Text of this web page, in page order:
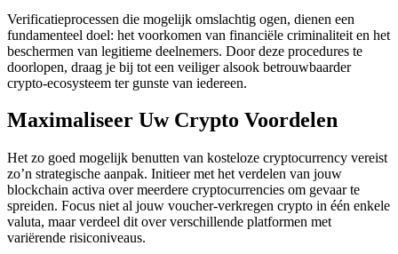
Verificatieprocessen die mogelijk omslachtig ogen, dienen een
fundamenteel doel: het voorkomen van financiële criminaliteit en het
beschermen van legitieme deelnemers. Door deze procedures te
doorlopen, draag je bij tot een veiliger alsook betrouwbaarder
crypto-ecosysteem ter gunste van iedereen.
Maximaliseer Uw Crypto Voordelen
Het zo goed mogelijk benutten van kosteloze cryptocurrency vereist
zo’n strategische aanpak. Initieer met het verdelen van jouw
blockchain activa over meerdere cryptocurrencies om gevaar te
spreiden. Focus niet al jouw voucher-verkregen crypto in één enkele
valuta, maar verdeel dit over verschillende platformen met
variërende risiconiveaus.